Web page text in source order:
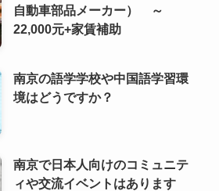
自動車部品メーカー） ～
22,000元+家賃補助
南京の語学学校や中国語学習環
境はどうですか？
南京で日本人向けのコミュニテ
ィや交流イベントはあります